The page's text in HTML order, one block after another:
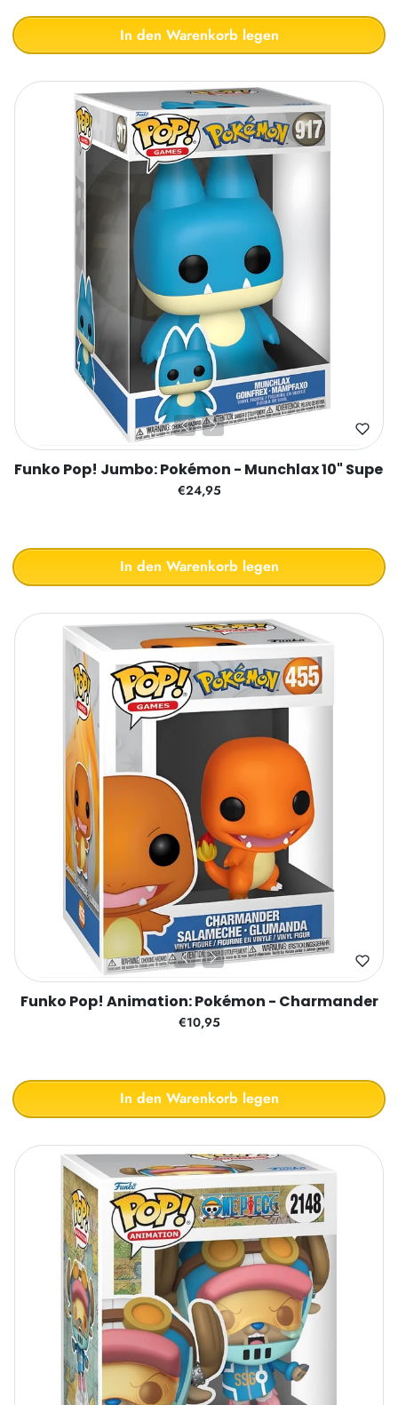
In den Warenkorb legen
Funko Pop! Jumbo: Pokémon - Munchlax 10" Super
€24,95
In den Warenkorb legen
Funko Pop! Animation: Pokémon - Charmander
€10,95
In den Warenkorb legen